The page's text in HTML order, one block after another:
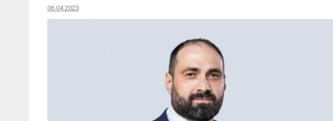
06.04.2023